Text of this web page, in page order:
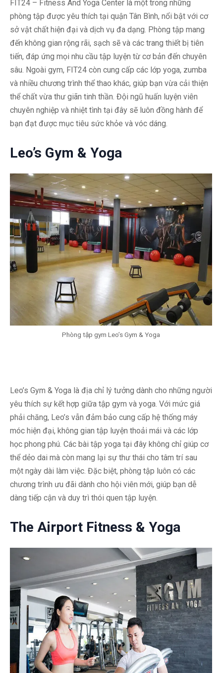
FIT24 – Fitness And Yoga Center là một trong những
phòng tập được yêu thích tại quận Tân Bình, nổi bật với cơ
sở vật chất hiện đại và dịch vụ đa dạng. Phòng tập mang
đến không gian rộng rãi, sạch sẽ và các trang thiết bị tiên
tiến, đáp ứng mọi nhu cầu tập luyện từ cơ bản đến chuyên
sâu. Ngoài gym, FIT24 còn cung cấp các lớp yoga, zumba
và nhiều chương trình thể thao khác, giúp bạn vừa cải thiện
thể chất vừa thư giãn tinh thần. Đội ngũ huấn luyện viên
chuyên nghiệp và nhiệt tình tại đây sẽ luôn đồng hành để
bạn đạt được mục tiêu sức khỏe và vóc dáng.
Leo’s Gym & Yoga
Phòng tập gym Leo’s Gym & Yoga
Leo’s Gym & Yoga là địa chỉ lý tưởng dành cho những người
yêu thích sự kết hợp giữa tập gym và yoga. Với mức giá
phải chăng, Leo’s vẫn đảm bảo cung cấp hệ thống máy
móc hiện đại, không gian tập luyện thoải mái và các lớp
học phong phú. Các bài tập yoga tại đây không chỉ giúp cơ
thể dẻo dai mà còn mang lại sự thư thái cho tâm trí sau
một ngày dài làm việc. Đặc biệt, phòng tập luôn có các
chương trình ưu đãi dành cho hội viên mới, giúp bạn dễ
dàng tiếp cận và duy trì thói quen tập luyện.
The Airport Fitness & Yoga